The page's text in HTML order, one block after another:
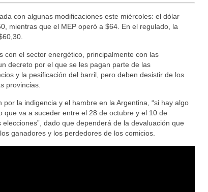
con algunas modificaciones este miércoles: el dólar
mientras que el MEP operó a $64. En el regulado, la
con el sector energético, principalmente con las
decreto por el que se les pagan parte de las
y la pesificación del barril, pero deben desistir de los
provincias.
la indigencia y el hambre en la Argentina, “si hay algo
que va a suceder entre el 28 de octubre y el 10 de
dado que dependerá de la devaluación que
ganadores y los perdedores de los comicios.